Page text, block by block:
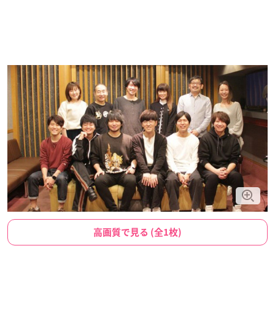
高画質で見る (全1枚)